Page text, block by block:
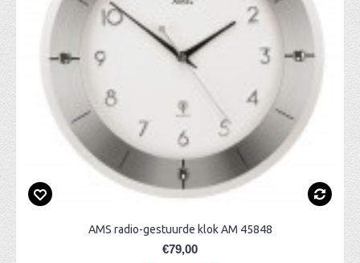
AMS radio-gestuurde klok AM 45848
€79,00